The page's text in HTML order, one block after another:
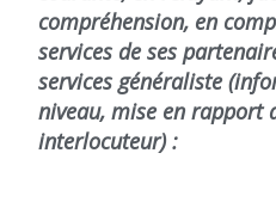
compréhension, en
services de ses
services généraliste
niveau, mise en rapport
interlocuteur) :